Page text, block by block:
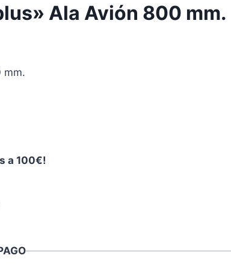
Ala Avión 800 mm.
mm.
a 100€!